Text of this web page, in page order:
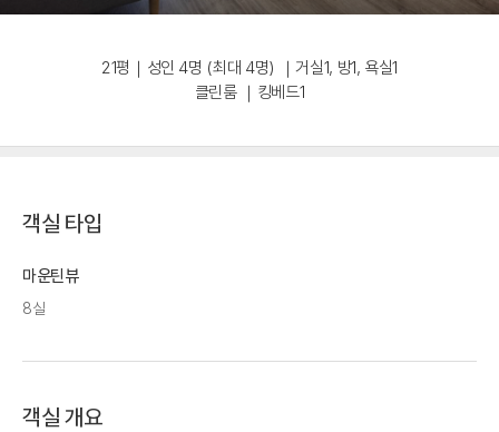
21평｜성인 4명 (최대 4명) ｜거실1, 방1, 욕실1
클린룸 ｜킹베드1
객실 타입
마운틴뷰
8실
객실 개요